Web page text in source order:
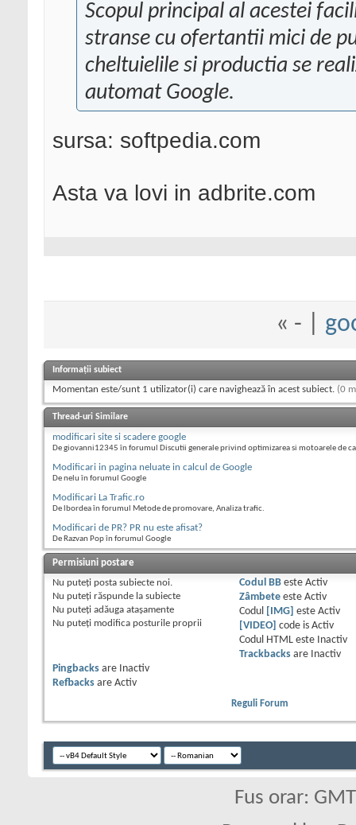
Scopul principal al acestei
stranse cu ofertantii mici de
cheltuielile si productia se
automat Google.
sursa: softpedia.com
Asta va lovi in adbrite.com
« - |
Informații subiect
Momentan este/sunt 1 utilizator(i) care navighează în acest subiect. (0
Thread-uri Similare
modificari site si scadere google
De giovanni12345 în forumul Discutii generale privind optimizarea si motoarele de
Modificari in pagina neluate in calcul de Google
De nelu în forumul Google
Modificari La Trafic.ro
De lbordea în forumul Metode de promovare, Analiza trafic.
Modificari de PR? PR nu este afisat?
De Razvan Pop în forumul Google
Permisiuni postare
Nu puteţi posta subiecte noi.
Nu puteţi răspunde la subiecte
Nu puteţi adăuga ataşamente
Nu puteţi modifica posturile proprii
Codul BBeste Activ
Zâmbeteeste Activ
Codul
[IMG] este Activ
[VIDEO]
code is Activ
Codul HTML este
Inactiv
Trackbacksare
Inactiv
Pingbacks are
Inactiv
Refbacks are Activ
Reguli Forum
Fus orar: